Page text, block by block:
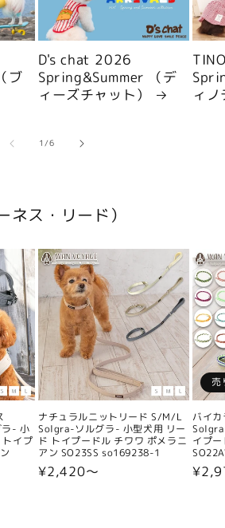
ブ
D's chat 2026
Spring&Summer （デ
ィーズチャット）
ィ
1/の
6
ネス・リード）
- 小
イプ
ナチュラルニットリード S/M/L
Solgra-ソルグラ- 小型犬用 リー
ド トイプードル チワワ ポメラニ
アン SO23SS so169238-1
通
¥2,420〜
売
バイ
イプ
通